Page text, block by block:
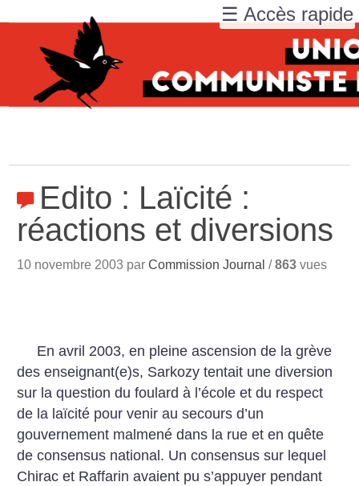
Edito : Laïcité :
réactions et diversions
10 novembre 2003 parCommission Journal /863 vues
En avril 2003, en pleine ascension de la grève
des enseignant(e)s, Sarkozy tentait une diversion
sur la question du foulard à l’école et du respect
de la laïcité pour venir au secours d’un
gouvernement malmené dans la rue et en quête
de consensus national. Un consensus sur lequel
Chirac et Raffarin avaient pu s’appuyer pendant
☰ Accès rapide